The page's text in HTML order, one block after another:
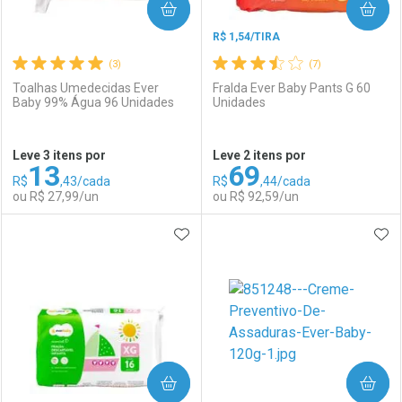
Comprar sem Desconto
Por R$ 242,70/cada
Comprar sem Desconto
Por R$ 242,70/cada
Comprar sem Desconto
Por R$ 18,99/cada
Comprar sem Desconto
Por R$ 18,99/cada
(3)
Toalhas Umedecidas Ever
Baby 99% Água 96 Unidades
Leve 3 itens por
R$13,43/cada
ou R$ 27,99/un
COMPRAR
(7)
R$ 1,54/TIRA
Fralda Ever Baby Pants G 60
Unidades
Leve 2 itens por
R$69,44/cada
ou R$ 92,59/un
COMPRAR
Laboratório
Por Menos
ADICIONAR AOS FAVORITOS
COMPRAR COMPRAR